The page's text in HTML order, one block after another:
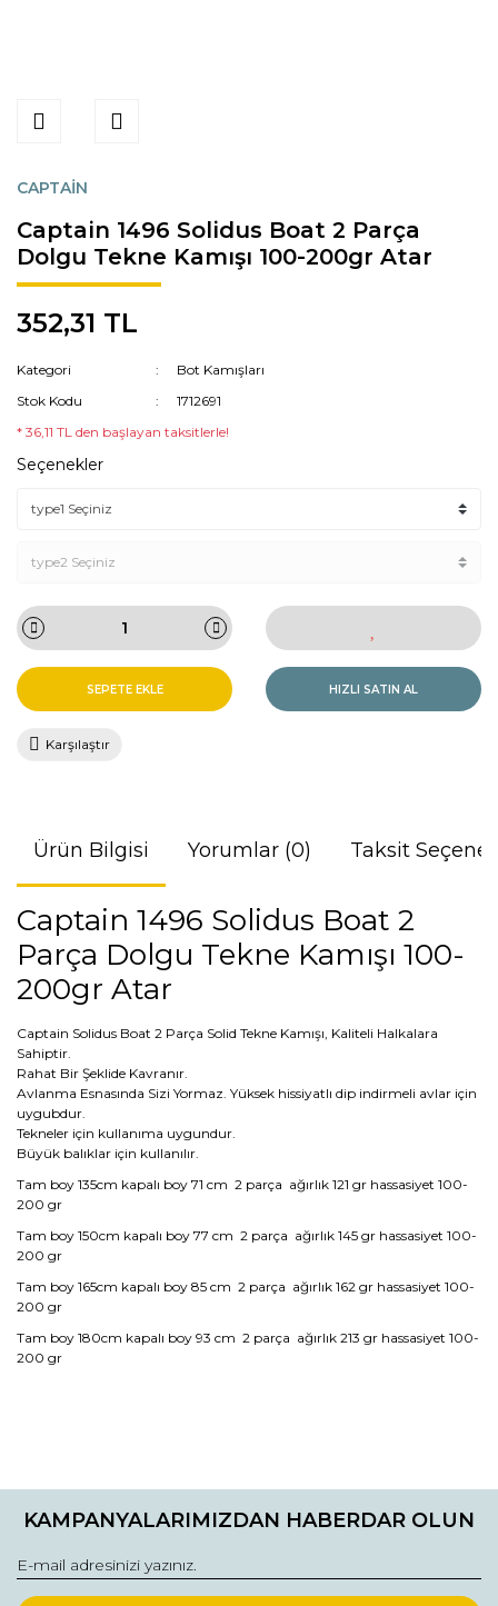
CAPTAİN
Captain 1496 Solidus Boat 2 Parça
Dolgu Tekne Kamışı 100-200gr Atar
352,31 TL
Kategori
Bot Kamışları
Stok Kodu
1712691
* 36,11 TL den başlayan taksitlerle!
Seçenekler
SEPETE EKLE HIZLI SATIN AL
Karşılaştır
Ürün Bilgisi Yorumlar (0) Taksit
Captain 1496 Solidus Boat 2
Parça Dolgu Tekne Kamışı 100-
200gr Atar
Captain Solidus Boat 2 Parça Solid Tekne Kamışı, Kaliteli Halkalara
Sahiptir.
Rahat Bir Şeklide Kavranır.
Avlanma Esnasında Sizi Yormaz. Yüksek hissiyatlı dip indirmeli avlar için
uygubdur.
Tekneler için kullanıma uygundur.
Büyük balıklar için kullanılır.
Tam boy 135cm kapalı boy 71 cm 2 parça ağırlık 121 gr hassasiyet 100-
200 gr
Tam boy 150cm kapalı boy 77 cm 2 parça ağırlık 145 gr hassasiyet 100-
200 gr
Tam boy 165cm kapalı boy 85 cm 2 parça ağırlık 162 gr hassasiyet 100-
200 gr
Tam boy 180cm kapalı boy 93 cm 2 parça ağırlık 213 gr hassasiyet 100-
200 gr
konularda yetersiz gördüğünüz noktaları öneri formunu
Görüş ve önerileriniz için teşekkür ederiz.
Ürün resmi kalitesiz, bozuk veya görüntülenemiyor.
KAMPANYALARIMIZDAN HABERDAR OLUN